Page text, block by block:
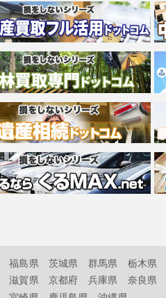
福島県 茨城県 群馬県 栃木県
滋賀県 京都府 兵庫県 奈良県